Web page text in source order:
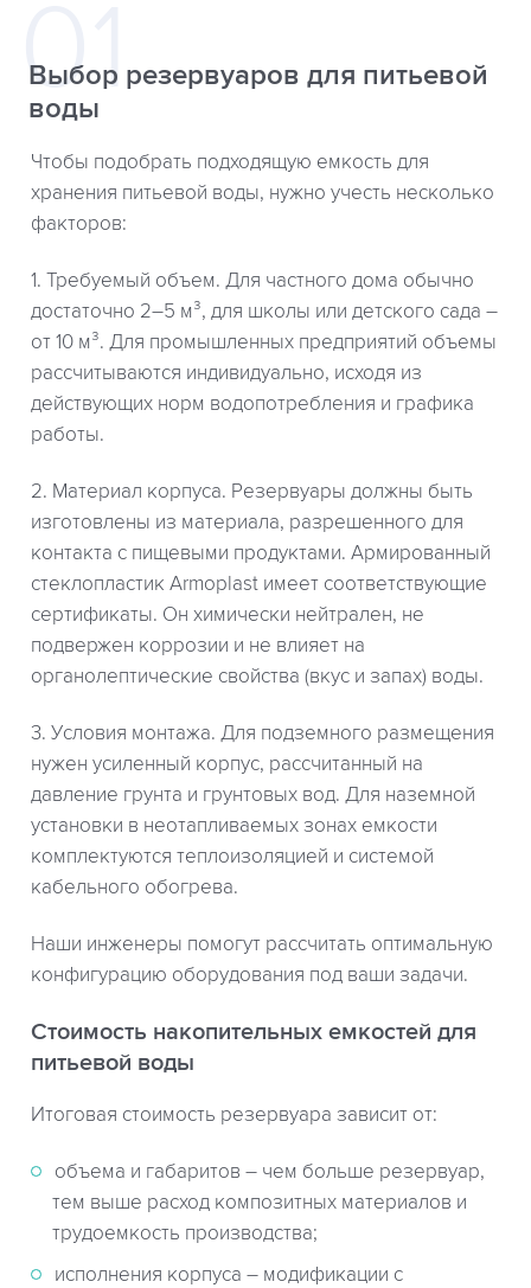
Выбор резервуаров для питьевой
воды
Чтобы подобрать подходящую емкость для
хранения питьевой воды, нужно учесть несколько
факторов:
1. Требуемый объем. Для частного дома обычно
достаточно 2–5 м³, для школы или детского сада –
от 10 м³. Для промышленных предприятий объемы
рассчитываются индивидуально, исходя из
действующих норм водопотребления и графика
работы.
2. Материал корпуса. Резервуары должны быть
изготовлены из материала, разрешенного для
контакта с пищевыми продуктами. Армированный
стеклопластик Armoplast имеет соответствующие
сертификаты. Он химически нейтрален, не
подвержен коррозии и не влияет на
органолептические свойства (вкус и запах) воды.
3. Условия монтажа. Для подземного размещения
нужен усиленный корпус, рассчитанный на
давление грунта и грунтовых вод. Для наземной
установки в неотапливаемых зонах емкости
комплектуются теплоизоляцией и системой
кабельного обогрева.
Наши инженеры помогут рассчитать оптимальную
конфигурацию оборудования под ваши задачи.
Стоимость накопительных емкостей для
питьевой воды
Итоговая стоимость резервуара зависит от:
объема и габаритов – чем больше резервуар,
тем выше расход композитных материалов и
трудоемкость производства;
исполнения корпуса – модификации с